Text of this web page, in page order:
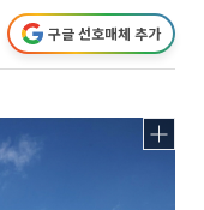
구글 선호매체 추가